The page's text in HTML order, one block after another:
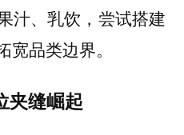
汁、乳饮，尝试搭建
品类边界。
夹缝崛起